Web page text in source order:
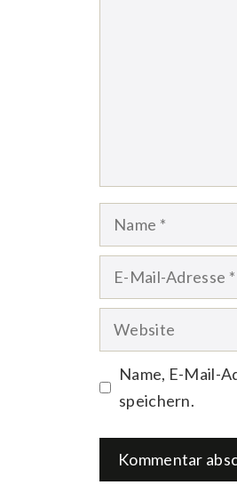
Name
Mail-
Adresse
Website
Name, E-Mail-
speichern.